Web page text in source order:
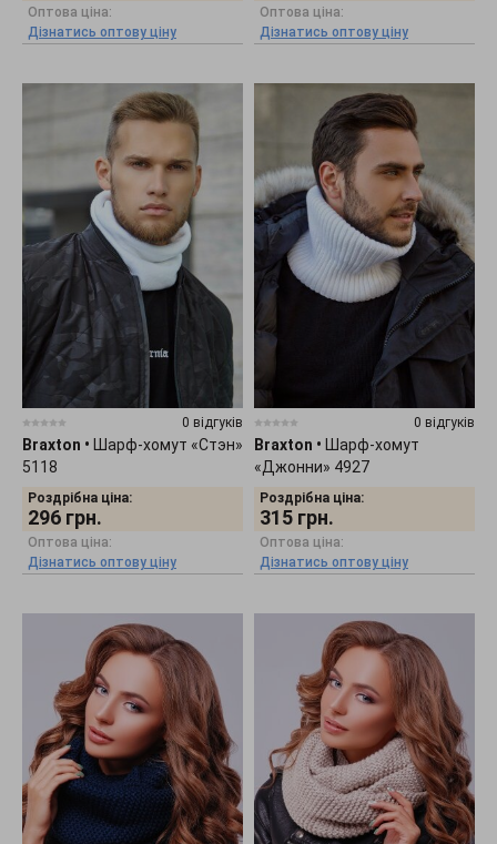
Оптова ціна:
Дізнатись оптову ціну
Оптова ціна:
Дізнатись оптову ціну
0 відгуків
Braxton •
Шарф-хомут «Стэн»
5118
Роздрібна ціна:
296 грн.
Оптова ціна:
Дізнатись оптову ціну
0 відгуків
Braxton •
Шарф-хомут
«Джонни» 4927
Роздрібна ціна:
315 грн.
Оптова ціна:
Дізнатись оптову ціну